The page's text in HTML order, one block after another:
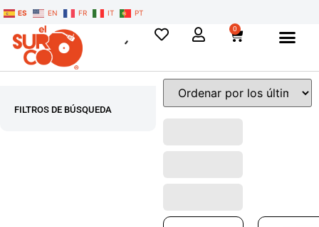
ES EN FR IT PT
0
FILTROS DE BÚSQUEDA